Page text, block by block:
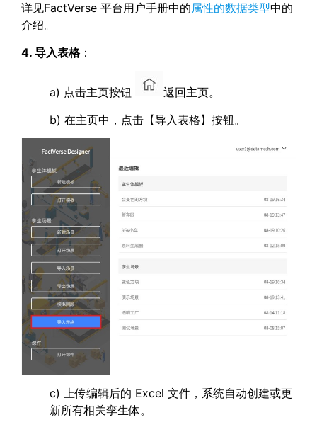
详见FactVerse 平台用户手册中的属性的数据类型中的
介绍。
4. 导入表格：
a) 点击主页按钮
返回主页。
b) 在主页中，点击【导入表格】按钮。
c) 上传编辑后的 Excel 文件，系统自动创建或更
新所有相关孪生体。